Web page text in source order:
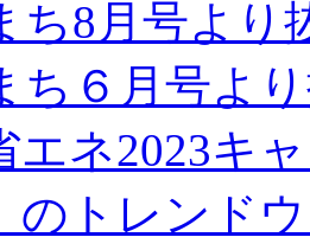
ち8月号よ
ち６月号よ
エネ2023キ
のトレンド